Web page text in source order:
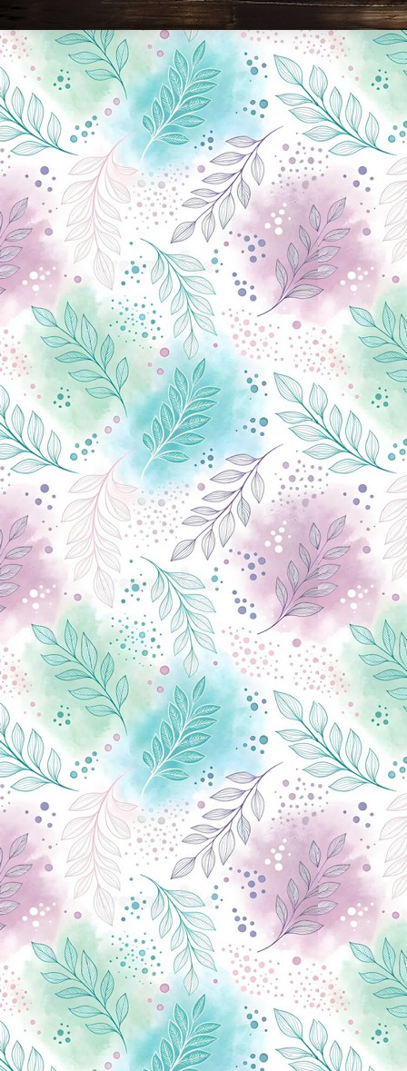
Новини Чернігова, Чернігівські новини, Чернігівський формат, новини Чернігова, події в Чернігові: політика, економіка, аналітика, культура, відеоновини, екологія, спортивний Чернігів, туризм, Чернігів